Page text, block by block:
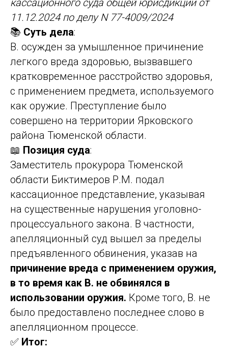
кассационного суда общей юрисдикции от
11.12.2024 по делу N 77-4009/2024
📚 Суть дела:
В. осужден за умышленное причинение
легкого вреда здоровью, вызвавшего
кратковременное расстройство здоровья,
с применением предмета, используемого
как оружие. Преступление было
совершено на территории Ярковского
района Тюменской области.
📖 Позиция суда:
Заместитель прокурора Тюменской
области Биктимеров Р.М. подал
кассационное представление, указывая
на существенные нарушения уголовно-
процессуального закона. В частности,
апелляционный суд вышел за пределы
предъявленного обвинения, указав на
причинение вреда с применением оружия,
в то время как В. не обвинялся в
использовании оружия. Кроме того, В. не
было предоставлено последнее слово в
апелляционном процессе.
✅ Итог: